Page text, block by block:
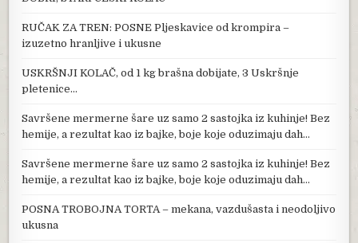
RUČAK ZA TREN: POSNE Pljeskavice od krompira –
izuzetno hranljive i ukusne
USKRŠNJI KOLAČ, od 1 kg brašna dobijate, 3 Uskršnje
pletenice…
Savršene mermerne šare uz samo 2 sastojka iz kuhinje! Bez
hemije, a rezultat kao iz bajke, boje koje oduzimaju dah…
Savršene mermerne šare uz samo 2 sastojka iz kuhinje! Bez
hemije, a rezultat kao iz bajke, boje koje oduzimaju dah…
POSNA TROBOJNA TORTA – mekana, vazdušasta i neodoljivo
ukusna